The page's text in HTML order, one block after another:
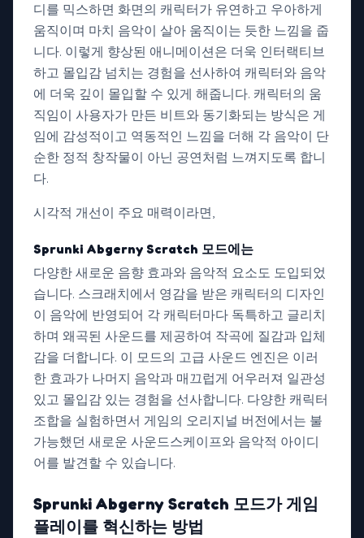
디를 믹스하면 화면의 캐릭터가 유연하고 우아하게
움직이며 마치 음악이 살아 움직이는 듯한 느낌을 줍
니다. 이렇게 향상된 애니메이션은 더욱 인터랙티브
하고 몰입감 넘치는 경험을 선사하여 캐릭터와 음악
에 더욱 깊이 몰입할 수 있게 해줍니다. 캐릭터의 움
직임이 사용자가 만든 비트와 동기화되는 방식은 게
임에 감성적이고 역동적인 느낌을 더해 각 음악이 단
순한 정적 창작물이 아닌 공연처럼 느껴지도록 합니
다.
시각적 개선이 주요 매력이라면,
Sprunki Abgerny Scratch 모드에는
다양한 새로운 음향 효과와 음악적 요소도 도입되었
습니다. 스크래치에서 영감을 받은 캐릭터의 디자인
이 음악에 반영되어 각 캐릭터마다 독특하고 글리치
하며 왜곡된 사운드를 제공하여 작곡에 질감과 입체
감을 더합니다. 이 모드의 고급 사운드 엔진은 이러
한 효과가 나머지 음악과 매끄럽게 어우러져 일관성
있고 몰입감 있는 경험을 선사합니다. 다양한 캐릭터
조합을 실험하면서 게임의 오리지널 버전에서는 불
가능했던 새로운 사운드스케이프와 음악적 아이디
어를 발견할 수 있습니다.
Sprunki Abgerny Scratch 모드가게임
플레이를 혁신하는 방법